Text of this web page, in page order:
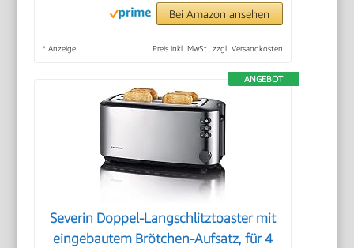
Bei Amazon ansehen
* Anzeige Preis inkl. MwSt., zzgl. Versandkosten
ANGEBOT
Severin Doppel-Langschlitztoaster mit
eingebautem Brötchen-Aufsatz, für 4